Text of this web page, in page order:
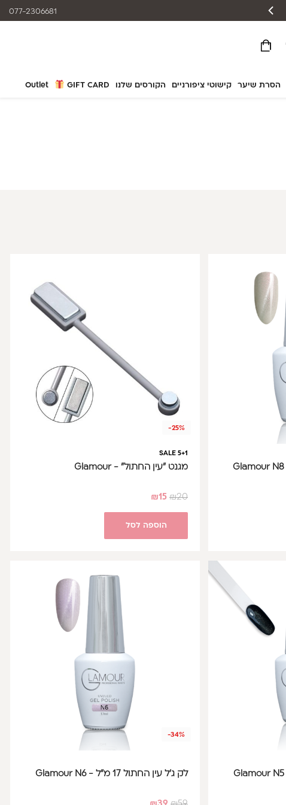
הסרת שיער קישוטי ציפורניים הקורסים שלנו GIFT CARD
Outlet
077-2306681
-25%
SALE 5+1
מגנט "עין החתול" - Glamour
₪20
₪15
הוספה לסל
-34%
לק ג'ל עין החתול 17 מ"ל - Glamour N6